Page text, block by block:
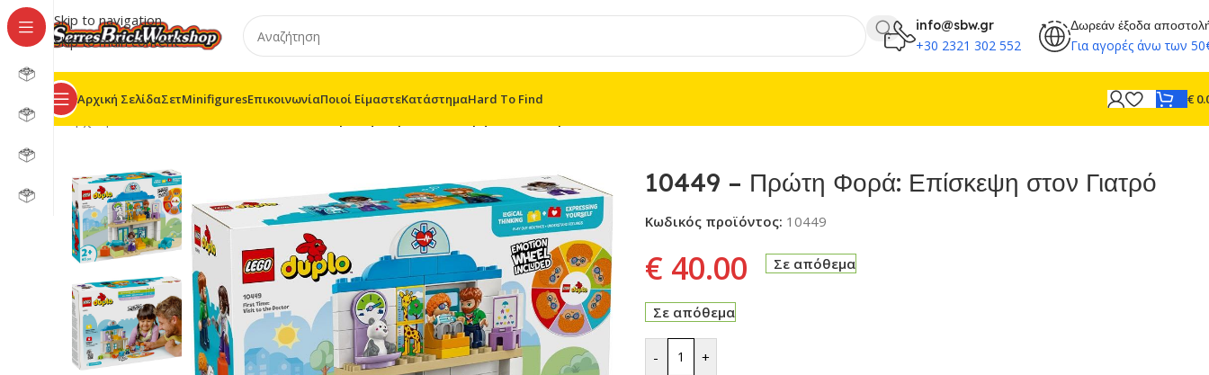
Skip to navigation
Skip to main content
info@sbw.gr
+30 2321 302 552
Δωρεάν έξοδα
Για αγορές άνω των
Αρχική ΣελίδαΣετMinifiguresΕπικοινωνίαΠοιοί ΕίμαστεΚατάστημαHard To Find €
Αρχική σελίδα
10449 – Πρώτη Φορά: Επίσκεψη στον Γιατρό
Κωδικός προϊόντος: 10449
€40.00 Σε απόθεμα
Σε απόθεμα
- +